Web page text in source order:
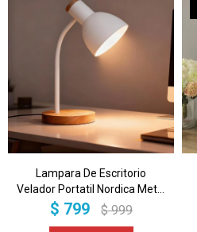
Lampara De Escritorio
Velador Portatil Nordica Metal
Madera Lectura IMBACK
$ 799 $ 999